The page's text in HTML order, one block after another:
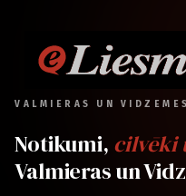
VALMIERAS UN
Notikumi, cilvēki
Valmieras un